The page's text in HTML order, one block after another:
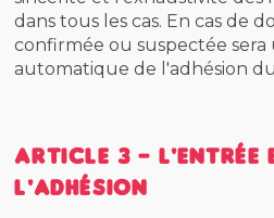
dans tous les cas. En cas de
confirmée ou suspectée
automatique de l'adhésion
Article 3 - L'entrée
l'adhésion